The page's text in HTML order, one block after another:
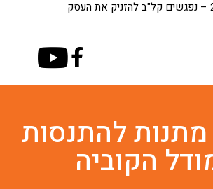
קבלו 4 מתנות להתנסות
הקוביה